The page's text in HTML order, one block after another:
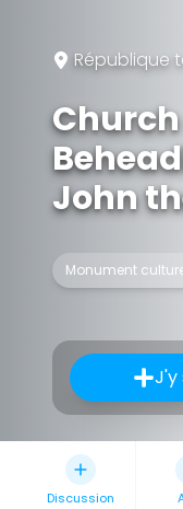
République
John
Monument
J'y
Discussion